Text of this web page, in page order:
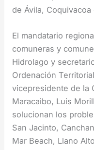
de Ávila,
El mandatario
comuneras y
Hidrolago y
Ordenación
vicepresidente de la
Maracaibo, Luis
solucionan los
San Jacinto,
Mar Beach, Llano